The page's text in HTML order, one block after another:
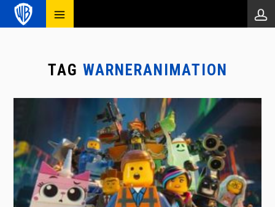
TAG WARNERANIMATION